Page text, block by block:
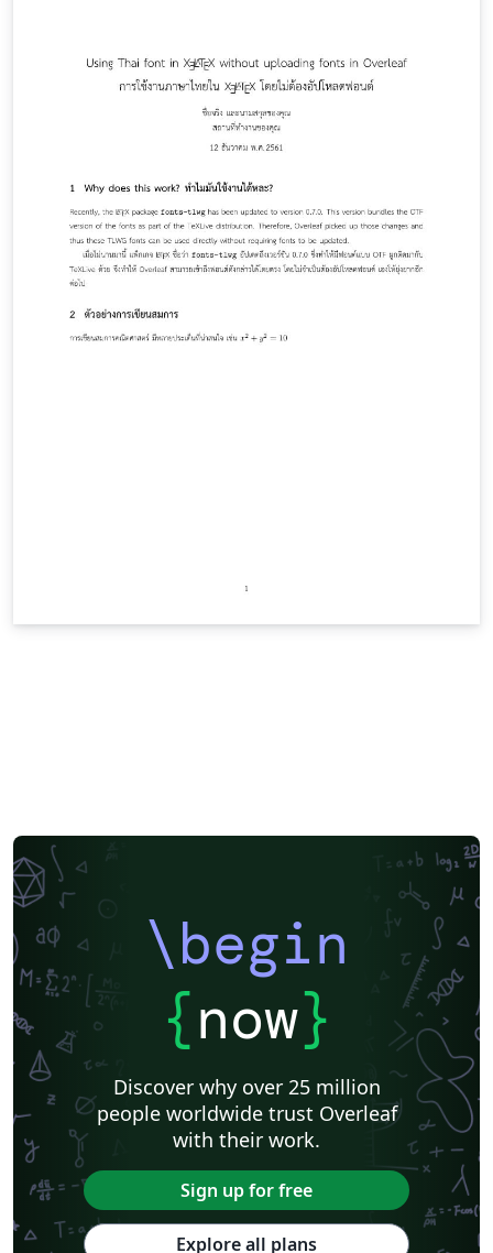
\begin
{now}
Discover why over 25 million
people worldwide trust Overleaf
with their work.
Sign up for free
Explore all plans